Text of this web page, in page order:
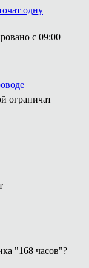
одну
с 09:00
ограничат
"168 часов"?